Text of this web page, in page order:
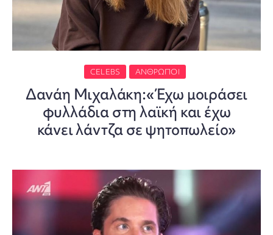
CELEBS ΆΝΘΡΩΠΟΙ
Δανάη Μιχαλάκη:«Έχω μοιράσει
φυλλάδια στη λαϊκή και έχω
κάνει λάντζα σε ψητοπωλείο»